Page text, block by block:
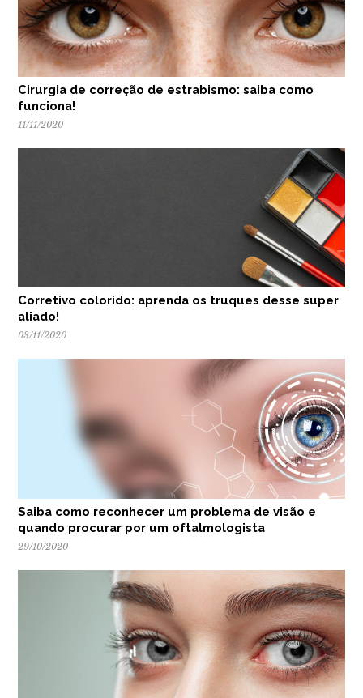
Cirurgia de correção de estrabismo: saiba como
funciona!
11/11/2020
Corretivo colorido: aprenda os truques desse super
aliado!
03/11/2020
Saiba como reconhecer um problema de visão e
quando procurar por um oftalmologista
29/10/2020